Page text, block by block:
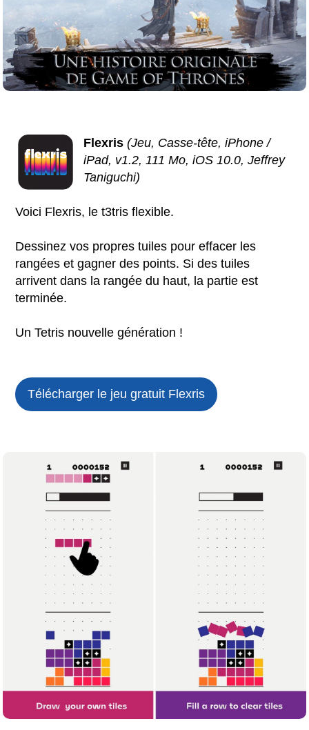
Flexris (Jeu, Casse-tête, iPhone /
iPad, v1.2, 111 Mo, iOS 10.0, Jeffrey
Taniguchi)
Voici Flexris, le t3tris flexible.
Dessinez vos propres tuiles pour effacer les
rangées et gagner des points. Si des tuiles
arrivent dans la rangée du haut, la partie est
terminée.
Un Tetris nouvelle génération !
Télécharger le jeu gratuit Flexris